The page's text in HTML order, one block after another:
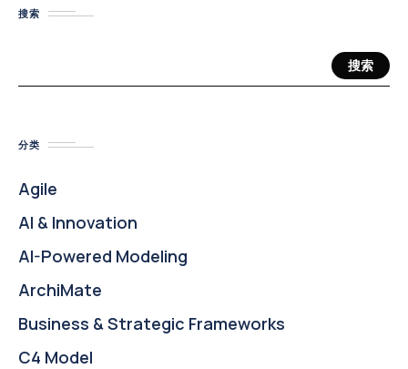
搜索
搜索
分类
Agile
AI & Innovation
AI-Powered Modeling
ArchiMate
Business & Strategic Frameworks
C4 Model